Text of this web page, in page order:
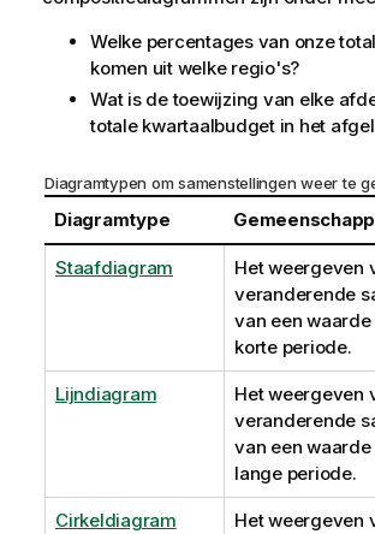
Welke percentages van onze
komen uit welke regio's?
Wat is de toewijzing van elke
totale kwartaalbudget in het
Diagramtypen om samenstellingen weer te
Diagramtype
Staafdiagram
Het weergeven
veranderende
van een
korte periode.
Lijndiagram
Het weergeven
veranderende
van een
lange periode.
Cirkeldiagram
Het weergeven